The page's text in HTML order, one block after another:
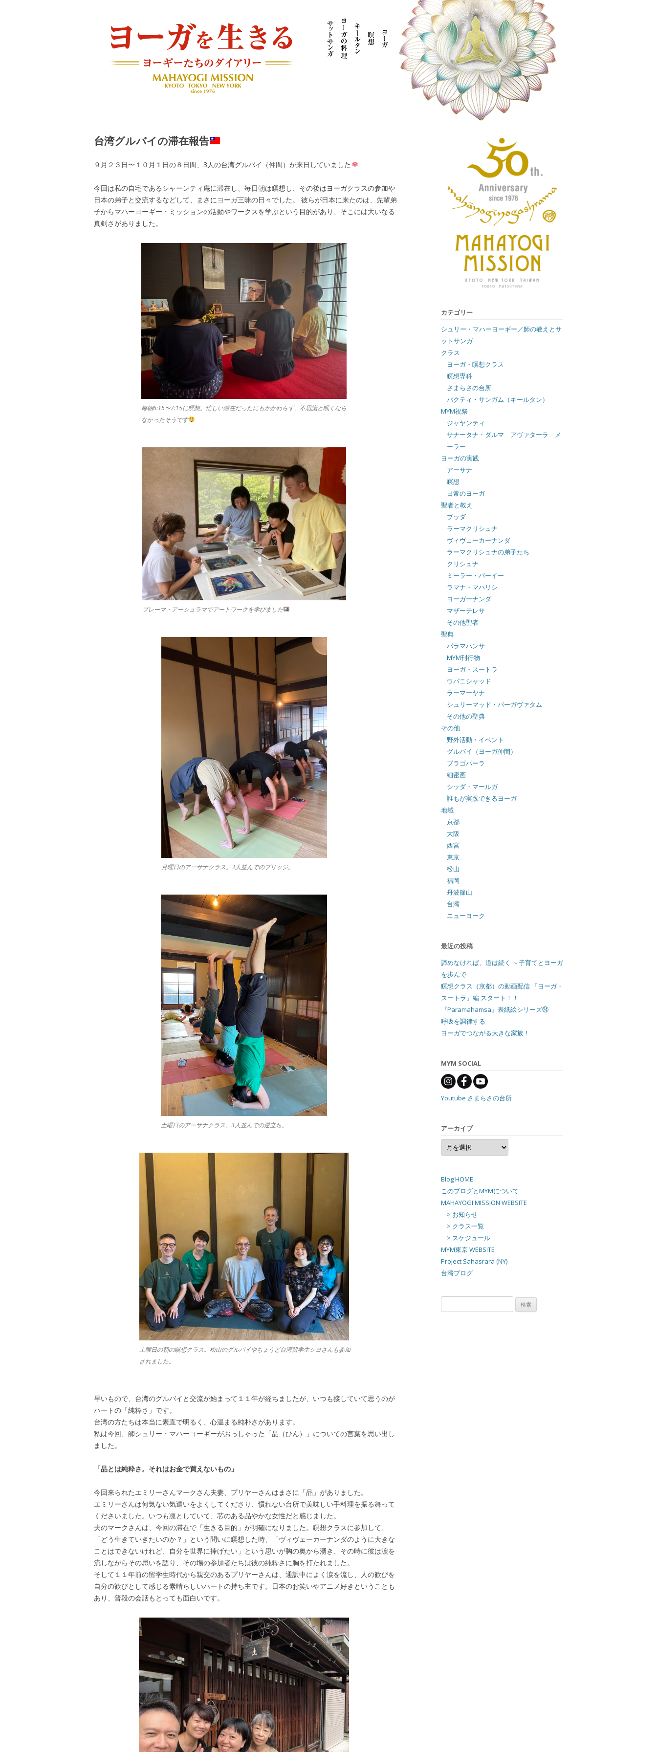
台湾グルバイの滞在報告
９月２３日〜１０月１日の８日間、3人の台湾グルバイ（仲間）が来日していました
今回は私の自宅であるシャーンティ庵に滞在し、毎日朝は瞑想し、その後はヨーガクラスの参加や
日本の弟子と交流するなどして、まさにヨーガ三昧の日々でした。 彼らが日本に来たのは、先輩弟
子からマハーヨーギー・ミッションの活動やワークスを学ぶという目的があり、そこには大いなる
真剣さがありました。
毎朝6:15〜7:15に瞑想。忙しい滞在だったにもかかわらず、不思議と眠くなら
なかったそうです
プレーマ・アーシュラマでアートワークを学びました
月曜日のアーサナクラス。3人並んでのブリッジ。
土曜日のアーサナクラス。3人並んでの逆立ち。
土曜日の朝の瞑想クラス。松山のグルバイやちょうど台湾留学生シヨさんも参加
されました。
早いもので、台湾のグルバイと交流が始まって１１年が経ちましたが、いつも接していて思うのが
ハートの「純粋さ」です。
台湾の方たちは本当に素直で明るく、心温まる純朴さがあります。
私は今回、師シュリー・マハーヨーギーがおっしゃった「品（ひん）」についての言葉を思い出し
ました。
「品とは純粋さ。それはお金で買えないもの」
今回来られたエミリーさんマークさん夫妻、プリヤーさんはまさに「品」がありました。
エミリーさんは何気ない気遣いをよくしてくださり、慣れない台所で美味しい手料理を振る舞って
くださいました。いつも凛としていて、芯のある品やかな女性だと感じました。
夫のマークさんは、今回の滞在で「生きる目的」が明確になりました。瞑想クラスに参加して、
「どう生きていきたいのか？」という問いに瞑想した時、「ヴィヴェーカーナンダのように大きな
ことはできないけれど、自分を世界に捧げたい」という思いが胸の奥から湧き、その時に彼は涙を
流しながらその思いを語り、その場の参加者たちは彼の純粋さに胸を打たれました。
そして１１年前の留学生時代から親交のあるプリヤーさんは、通訳中によく涙を流し、人の歓びを
自分の歓びとして感じる素晴らしいハートの持ち主です。日本のお笑いやアニメ好きということも
あり、普段の会話もとっても面白いです。
カテゴリー
シュリー・マハーヨーギー／師の教えとサ
ットサンガ
クラス
ヨーガ・瞑想クラス
瞑想専科
さまらさの台所
バクティ・サンガム（キールタン）
MYM祝祭
ジャヤンティ
サナータナ・ダルマ アヴァターラ メ
ーラー
ヨーガの実践
アーサナ
瞑想
日常のヨーガ
聖者と教え
ブッダ
ラーマクリシュナ
ヴィヴェーカーナンダ
ラーマクリシュナの弟子たち
クリシュナ
ミーラー・バーイー
ラマナ・マハリシ
ヨーガーナンダ
マザーテレサ
その他聖者
聖典
パラマハンサ
MYM刊行物
ヨーガ・スートラ
ウパニシャッド
ラーマーヤナ
シュリーマッド・バーガヴァタム
その他の聖典
その他
野外活動・イベント
グルバイ（ヨーガ仲間）
ブラゴパーラ
細密画
シッダ・マールガ
誰もが実践できるヨーガ
地域
京都
大阪
西宮
東京
松山
福岡
丹波篠山
台湾
ニューヨーク
最近の投稿
諦めなければ、道は続く ～子育てとヨーガ
を歩んで
瞑想クラス（京都）の動画配信 『ヨーガ・
スートラ』編 スタート！！
『Paramahamsa』表紙絵シリーズ㉔
呼吸を調律する
ヨーガでつながる大きな家族！
MYM SOCIAL
Youtube さまらさの台所
アーカイブ
ア
ー
カ
Blog HOME
このブログとMYMについて
MAHAYOGI MISSION WEBSITE
> お知らせ
> クラス一覧
> スケジュール
MYM東京 WEBSITE
Project Sahasrara (NY)
台湾ブログ
索: